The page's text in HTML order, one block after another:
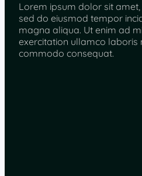
Lorem ipsum dolor sit
sed do eiusmod tempor
magna aliqua. Ut enim ad
exercitation ullamco laboris
commodo consequat.